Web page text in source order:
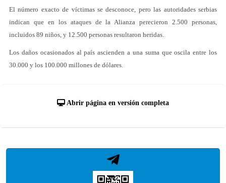
El número exacto de víctimas se desconoce, pero las autoridades serbias
indican que en los ataques de la Alianza perecieron 2.500 personas,
incluidos 89 niños, y 12.500 personas resultaron heridas.
Los daños ocasionados al país ascienden a una suma que oscila entre los
30.000 y los 100.000 millones de dólares.
Abrir página en versión completa